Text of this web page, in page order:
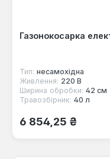
Газонокосарка
Тип: несамохідна
Живлення: 220 В
Ширина обробки: 42 см
Травозбірник: 40 л
Звичайна ціна:
6 854,25 ₴